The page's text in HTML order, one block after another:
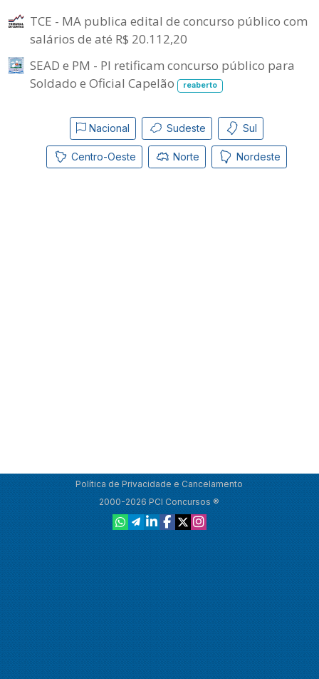
TCE - MA publica edital de concurso público com
salários de até R$ 20.112,20
SEAD e PM - PI retificam concurso público para
Soldado e Oficial Capelão
reaberto
Nacional Sudeste Sul
Centro-Oeste Norte Nordeste
Política de Privacidade e Cancelamento
2000-2026 PCI Concursos ®